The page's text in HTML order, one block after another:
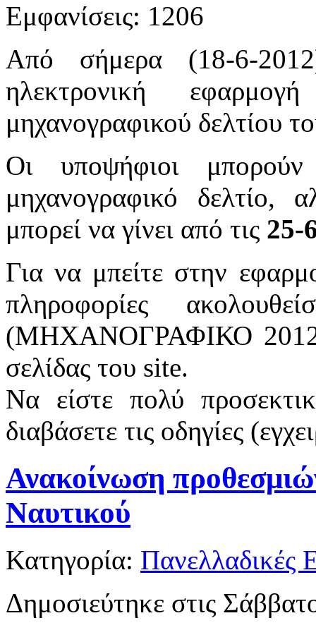
Εμφανίσεις: 1206
Από σήμερα (18-6-
ηλεκτρονική
μηχανογραφικού δελτίου
Οι υποψήφιοι
μηχανογραφικό δελτίο,
μπορεί να γίνει από τις 25-
Για να μπείτε στην
πληροφορίες
(ΜΗΧΑΝΟΓΡΑΦΙΚΟ 2012)
σελίδας του site.
Να είστε πολύ
διαβάσετε τις οδηγίες
Ανακοίνωση
Ναυτικού
Κατηγορία: Πανελλαδικές
Δημοσιεύτηκε στις